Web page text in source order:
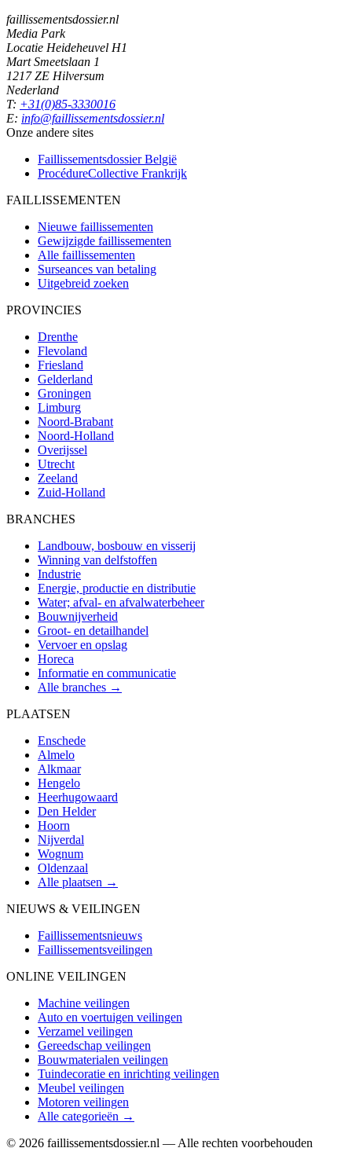
faillissementsdossier.nl
Media Park
Locatie Heideheuvel H1
Mart Smeetslaan 1
1217 ZE Hilversum
Nederland
T: +31(0)85-3330016
E: info@faillissementsdossier.nl
Onze andere sites
Faillissementsdossier België
ProcédureCollective Frankrijk
FAILLISSEMENTEN
Nieuwe faillissementen
Gewijzigde faillissementen
Alle faillissementen
Surseances van betaling
Uitgebreid zoeken
PROVINCIES
Drenthe
Flevoland
Friesland
Gelderland
Groningen
Limburg
Noord-Brabant
Noord-Holland
Overijssel
Utrecht
Zeeland
Zuid-Holland
BRANCHES
Landbouw, bosbouw en visserij
Winning van delfstoffen
Industrie
Energie, productie en distributie
Water; afval- en afvalwaterbeheer
Bouwnijverheid
Groot- en detailhandel
Vervoer en opslag
Horeca
Informatie en communicatie
Alle branches →
PLAATSEN
Enschede
Almelo
Alkmaar
Hengelo
Heerhugowaard
Den Helder
Hoorn
Nijverdal
Wognum
Oldenzaal
Alle plaatsen →
NIEUWS & VEILINGEN
Faillissementsnieuws
Faillissementsveilingen
ONLINE VEILINGEN
Machine veilingen
Auto en voertuigen veilingen
Verzamel veilingen
Gereedschap veilingen
Bouwmaterialen veilingen
Tuindecoratie en inrichting veilingen
Meubel veilingen
Motoren veilingen
Alle categorieën →
© 2026 faillissementsdossier.nl — Alle rechten voorbehouden